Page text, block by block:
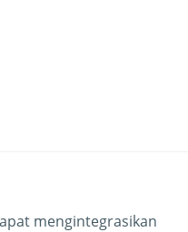
mengintegrasikan